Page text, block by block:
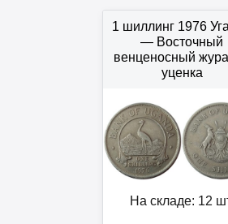
1 шиллинг 1976
— Восточный
венценосный
уценка
На складе: 12